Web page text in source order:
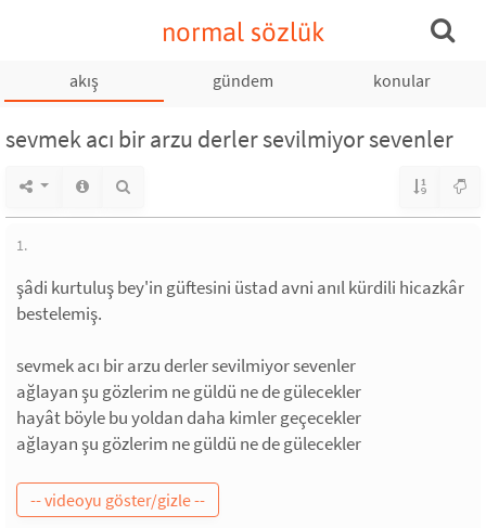
normal sözlük
akış gündem konular
sevmek acı bir arzu derler sevilmiyor sevenler
1.
şâdi kurtuluş bey'in güftesini üstad avni anıl kürdili hicazkâr
bestelemiş.
sevmek acı bir arzu derler sevilmiyor sevenler
ağlayan şu gözlerim ne güldü ne de gülecekler
hayât böyle bu yoldan daha kimler geçecekler
ağlayan şu gözlerim ne güldü ne de gülecekler